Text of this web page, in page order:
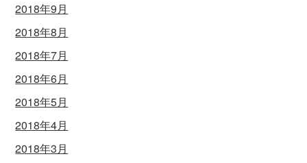
2018年9月
2018年8月
2018年7月
2018年6月
2018年5月
2018年4月
2018年3月